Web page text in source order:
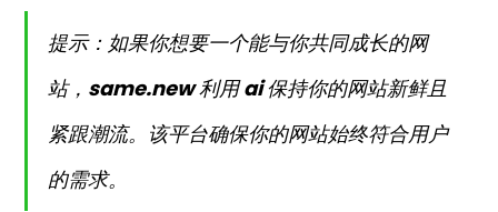
提示：如果你想要一个能与你共同成长的网
站， same.new 利用 ai 保持你的网站新鲜且
紧跟潮流。该平台确保你的网站始终符合用户
的需求。